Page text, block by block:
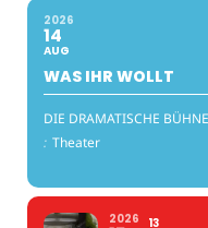
2026
14
AUG
WAS IHR WOLLT
DIE DRAMATISCHE BÜHNE
: Theater
2026 13